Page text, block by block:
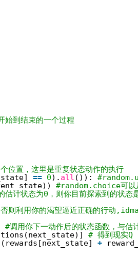
到结束的一个过程
位置，这里是重复状态动作的执行
== 0). all ()):
#random.choice可以
计状态为0，则你目前探索到的状态
则利用你的渴望逼近正确的行动
#调用你下一动作后的状态函数，与估
# 得到现实Q
(rewards[next_state] +